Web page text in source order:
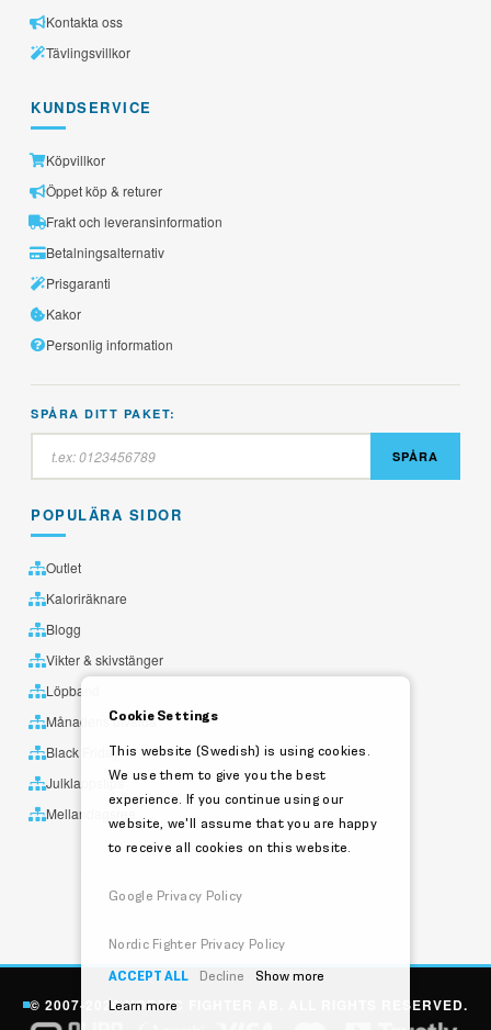
Kontakta oss
Tävlingsvillkor
KUNDSERVICE
Köpvillkor
Öppet köp & returer
Frakt och leveransinformation
Betalningsalternativ
Prisgaranti
Kakor
Personlig information
SPÅRA DITT PAKET:
SPÅRA
POPULÄRA SIDOR
Outlet
Kaloriräknare
Blogg
Vikter & skivstänger
Löpband
Månadens utvalda
Black Friday
Julklappstips
Mellandagsrea
© 2007-2026 NORDIC FIGHTER AB. ALL RIGHTS RESERVED.
Cookie Settings
This website (Swedish) is using cookies.
We use them to give you the best
experience. If you continue using our
website, we'll assume that you are happy
to receive all cookies on this website.
Google Privacy Policy
Nordic Fighter Privacy Policy
ACCEPT ALL
Decline
Show more
Learn more